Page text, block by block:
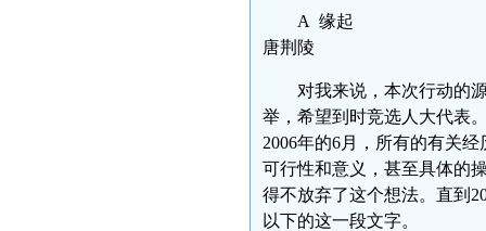
A 缘起
唐荆陵
对我来说，本次行动的
举，希望到时竞选人大代表
2006年的6月，所有的有关
可行性和意义，甚至具体的
得不放弃了这个想法。直到
以下的这一段文字。